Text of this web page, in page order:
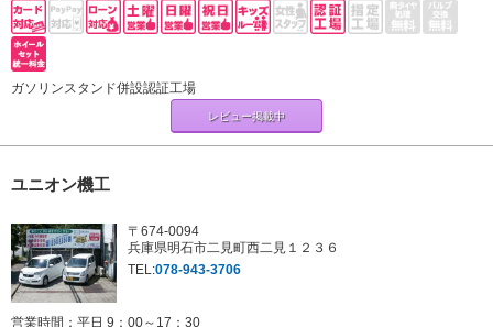
ガソリンスタンド併設認証工場
レビュー掲載中
ユニオン機工
〒674-0094
兵庫県明石市二見町西二見１２３６
TEL:078-943-3706
営業時間：平日 9：00～17：30